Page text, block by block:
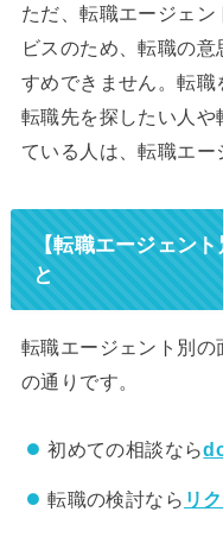
ただ、転職エージェ
ビスのため、転職の
すめできません。転
転職先を探したい人や
ている人は、転職エー
【転職エージェン
と
転職エージェント別
の通りです。
初めての相談なら
転職の検討なら リ